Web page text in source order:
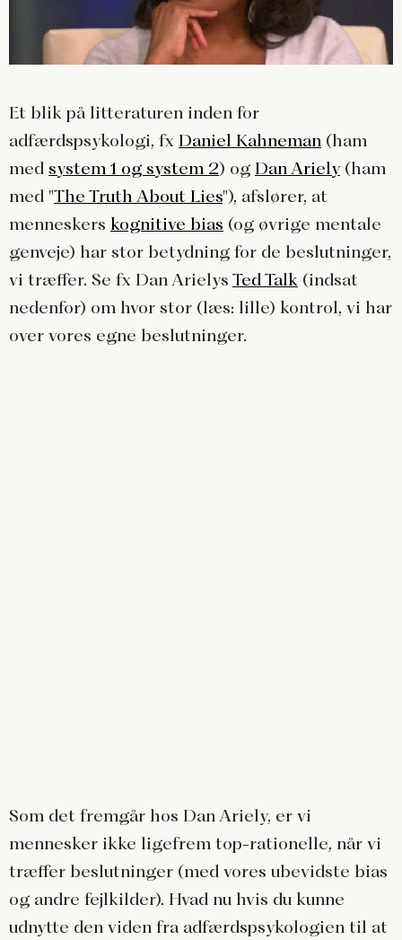
Et blik på litteraturen inden for
adfærdspsykologi, fx Daniel Kahneman (ham
med system 1 og system 2) og Dan Ariely (ham
med "The Truth About Lies"), afslører, at
menneskers kognitive bias (og øvrige mentale
genveje) har stor betydning for de beslutninger,
vi træffer. Se fx Dan Arielys Ted Talk (indsat
nedenfor) om hvor stor (læs: lille) kontrol, vi har
over vores egne beslutninger.
Som det fremgår hos Dan Ariely, er vi
mennesker ikke ligefrem top-rationelle, når vi
træffer beslutninger (med vores ubevidste bias
og andre fejlkilder). Hvad nu hvis du kunne
udnytte den viden fra adfærdspsykologien til at